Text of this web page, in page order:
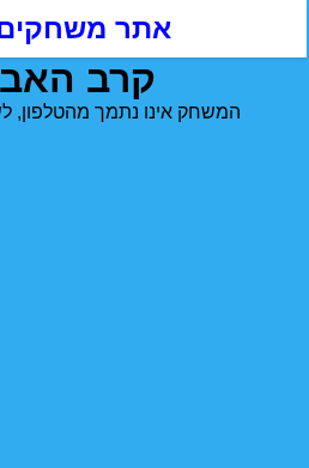
אתר משחקים
קרב
המשחק אינו נתמך